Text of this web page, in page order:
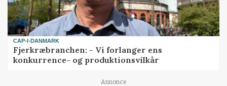
CAP-I-DANMARK
Fjerkræbranchen: - Vi forlanger ens
konkurrence- og produktionsvilkår
Annonce